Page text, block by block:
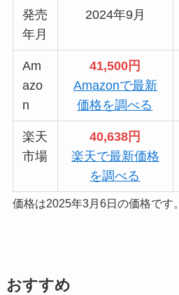
発売
年月
2024年9月
Am
azo
n
41,500円
Amazonで最新
価格を調べる
楽天
市場
40,638円
楽天で最新価格
を調べる
価格は2025年3月6日の価格です。
おすすめ